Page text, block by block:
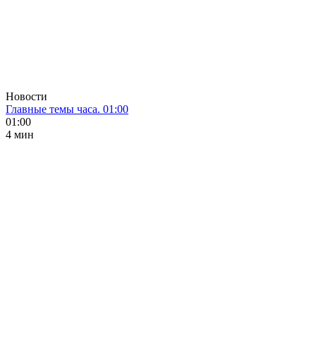
Новости
Главные темы часа. 01:00
01:00
4 мин